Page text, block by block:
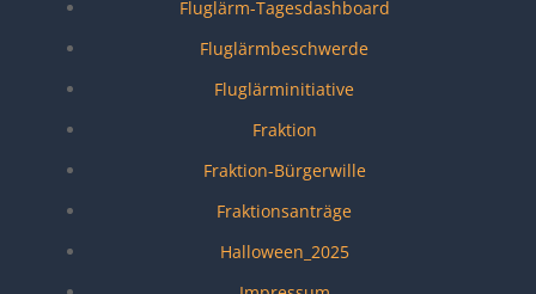
Fluglärm-Tagesdashboard
Fluglärmbeschwerde
Fluglärminitiative
Fraktion
Fraktion-Bürgerwille
Fraktionsanträge
Halloween_2025